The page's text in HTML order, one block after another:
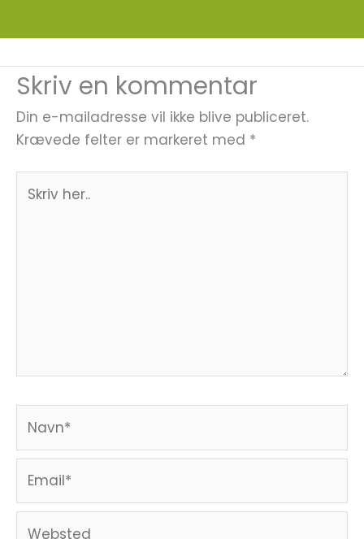
Skriv en kommentar
Din e-mailadresse vil ikke blive publiceret.
Krævede felter er markeret med *
her..